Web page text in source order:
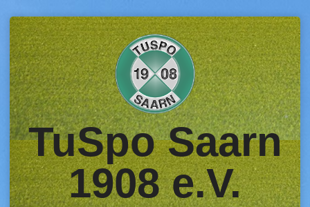
Skip
to
content
TuSpo Saarn
1908 e.V.